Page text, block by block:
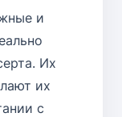
и
Их
их
с